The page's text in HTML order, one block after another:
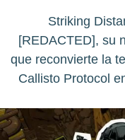
Striking
[REDACTED], su
que reconvierte la
Callisto Protocol